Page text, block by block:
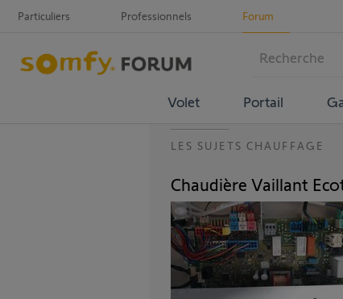
Particuliers Professionnels Forum
Volet Portail
LES SUJETS CHAUFFAGE
Chaudière Vaillant